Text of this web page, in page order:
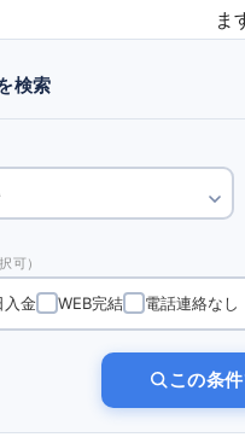
ま
検索
可）
入金 WEB完結 電話連絡なし
この条